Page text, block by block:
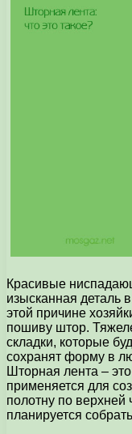
Красивые
изысканная деталь
этой причине
пошиву штор.
складки, которые
сохранят форму в
Шторная лента –
применяется для
полотну по верхней
планируется